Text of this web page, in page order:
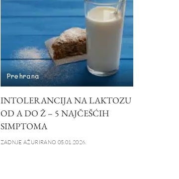
Prehrana
INTOLERANCIJA NA LAKTOZU
OD A DO Ž – 5 NAJČEŠĆIH
SIMPTOMA
ZADNJE AŽURIRANO 05.01.2026.